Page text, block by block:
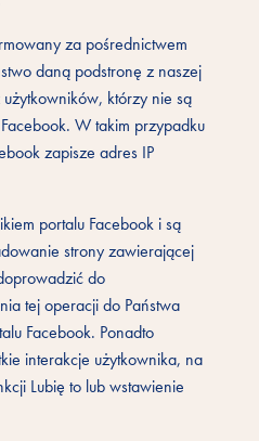
za pośrednictwem
daną podstronę z naszej
którzy nie są
W takim przypadku
zapisze adres IP
portalu Facebook i są
strony zawierającej
do
tej operacji do Państwa
Facebook. Ponadto
interakcje użytkownika, na
Lubię to lub wstawienie